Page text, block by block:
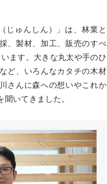
じゅんしん）」は、林業と
、製材、加工、販売のすべ
ます。大きな丸太や手のひ
ど、いろんなカタチの木材
さんに森への想いやこれか
いてきました。